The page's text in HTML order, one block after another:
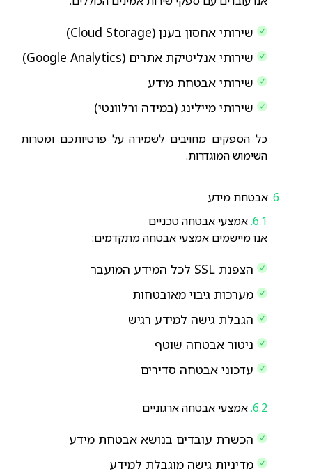
שירותי אחסון בענן (Cloud Storage)
שירותי אנליטיקת אתרים (Google Analytics)
שירותי אבטחת מידע
שירותי מיילינג (במידה ורלוונטי)
כל הספקים מחויבים לשמירה על פרטיותכם ומטרות
השימוש המוגדרות.
אבטחת מידע
אמצעי אבטחה טכניים
אנו מיישמים אמצעי אבטחה מתקדמים:
הצפנת SSL לכל המידע המועבר
מערכות גיבוי מאובטחות
הגבלת גישה למידע רגיש
ניטור אבטחה שוטף
עדכוני אבטחה סדירים
אמצעי אבטחה ארגוניים
הכשרת עובדים בנושא אבטחת מידע
מדיניות גישה מוגבלת למידע